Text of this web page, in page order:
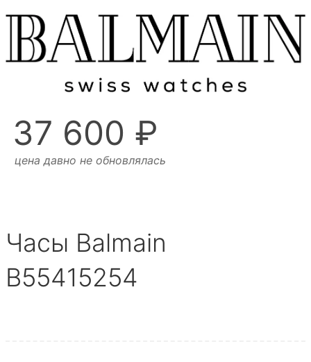
37 600 ₽
цена давно не обновлялась
Часы Balmain
B55415254